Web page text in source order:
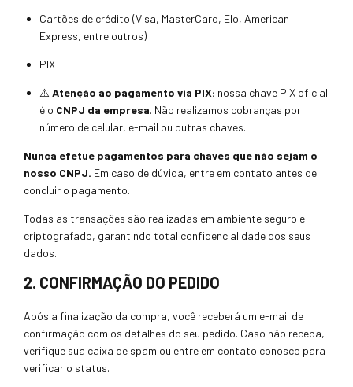
Cartões de crédito (Visa, MasterCard, Elo, American
Express, entre outros)
PIX
⚠️ Atenção ao pagamento via PIX: nossa chave PIX oficial
é o CNPJ da empresa. Não realizamos cobranças por
número de celular, e-mail ou outras chaves.
Nunca efetue pagamentos para chaves que não sejam o
nosso CNPJ. Em caso de dúvida, entre em contato antes de
concluir o pagamento.
Todas as transações são realizadas em ambiente seguro e
criptografado, garantindo total confidencialidade dos seus
dados.
2. CONFIRMAÇÃO DO PEDIDO
Após a finalização da compra, você receberá um e-mail de
confirmação com os detalhes do seu pedido. Caso não receba,
verifique sua caixa de spam ou entre em contato conosco para
verificar o status.